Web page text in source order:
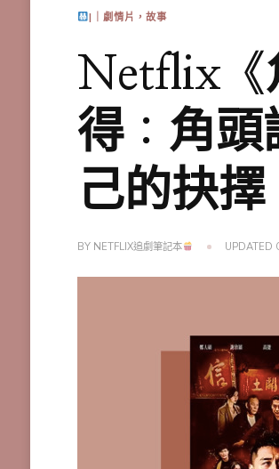
|｜劇情片，故事
Netflix《
得：角頭
己的抉擇
BY NETFLIX追劇筆記本 UPDATED